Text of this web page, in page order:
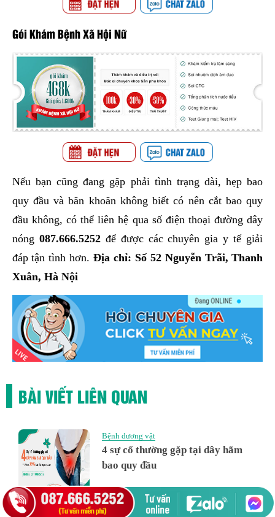
Gói Khám Bệnh Xã Hội Nữ
Nếu bạn cũng đang gặp phải tình trạng dài, hẹp bao
quy đầu và băn khoăn không biết có nên cắt bao quy
đầu không, có thể liên hệ qua số điện thoại đường dây
nóng 087.666.5252để được các chuyên gia y tế giải
đáp tận tình hơn.Địa chỉ: Số 52 Nguyễn Trãi, Thanh
Xuân, Hà Nội
BÀI VIẾT LIÊN QUAN
Bệnh dương vật
4 sự cố thường gặp tại dây hãm
bao quy đầu